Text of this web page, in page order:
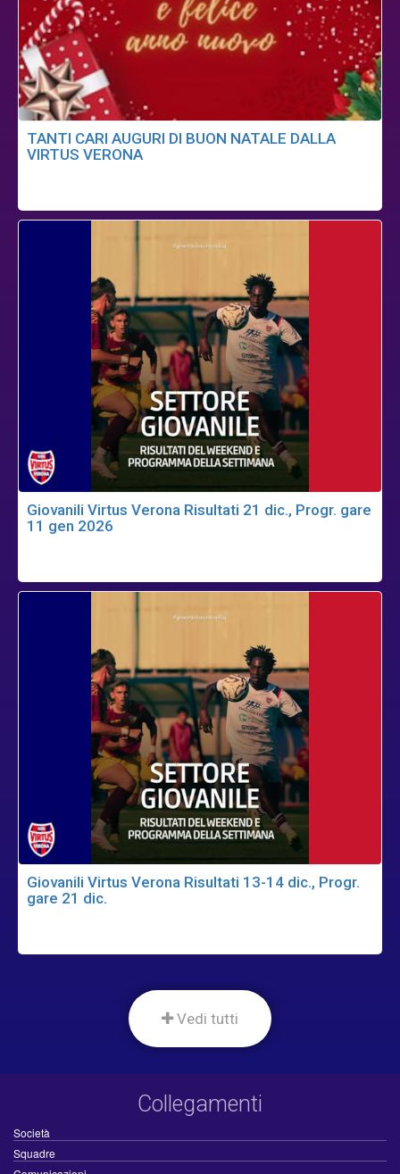
TANTI CARI AUGURI DI BUON NATALE DALLA
VIRTUS VERONA
Giovanili Virtus Verona Risultati 21 dic., Progr. gare
11 gen 2026
Giovanili Virtus Verona Risultati 13-14 dic., Progr.
gare 21 dic.
Vedi tutti
Collegamenti
Società
Squadre